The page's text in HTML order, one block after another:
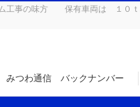
ム工事の味方 保有車両は １
みつわ通信 バックナンバー